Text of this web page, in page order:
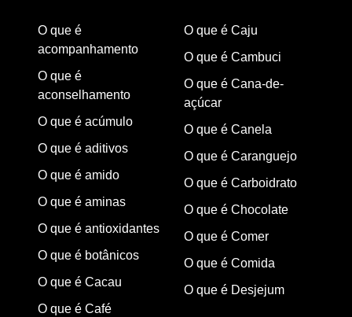
O que é
acompanhamento
O que é
aconselhamento
O que é acúmulo
O que é aditivos
O que é amido
O que é aminas
O que é antioxidantes
O que é botânicos
O que é Cacau
O que é Café
O que é Caju
O que é Cambuci
O que é Cana-de-
açúcar
O que é Canela
O que é Caranguejo
O que é Carboidrato
O que é Chocolate
O que é Comer
O que é Comida
O que é Desjejum